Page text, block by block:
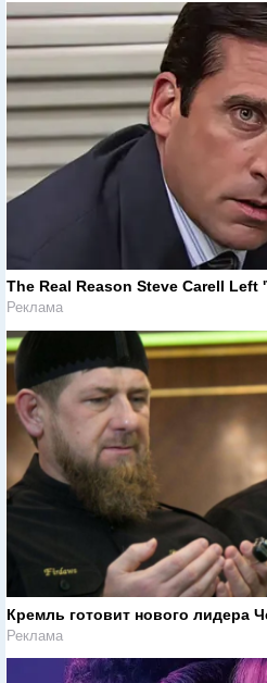
The Real Reason Steve Carell Left
Реклама
Кремль готовит нового лидера
Реклама